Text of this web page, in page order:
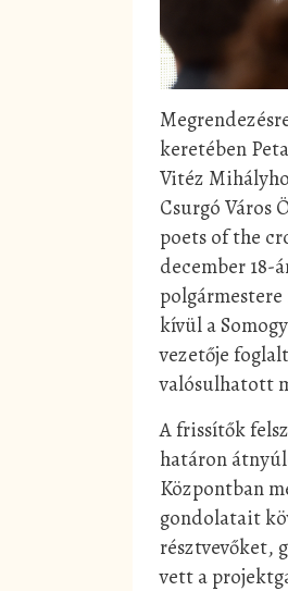
keretében
Vitéz
Csurgó Város
poets of the
december 18-
kívül a
vezetője
valósulhatott
A frissítők
határon
Központban
gondolatait
résztvevőket,
vett a